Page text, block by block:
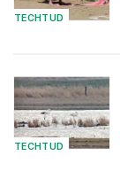
TECHTUD
TECHTUD